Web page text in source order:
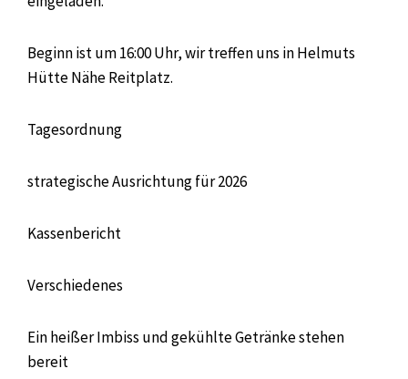
Beginn ist um 16:00 Uhr, wir treffen uns in Helmuts
Hütte Nähe Reitplatz.
Tagesordnung
strategische Ausrichtung für 2026
Kassenbericht
Verschiedenes
Ein heißer Imbiss und gekühlte Getränke stehen
bereit